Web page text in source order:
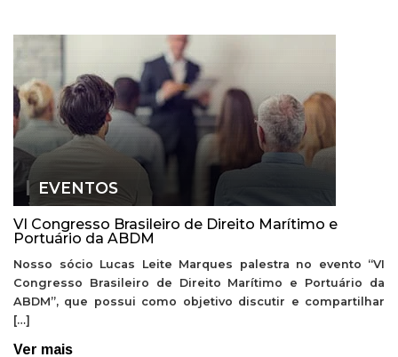
EVENTOS
VI Congresso Brasileiro de Direito Marítimo e
Portuário da ABDM
Nosso sócio Lucas Leite Marques palestra no evento “VI
Congresso Brasileiro de Direito Marítimo e Portuário da
ABDM”, que possui como objetivo discutir e compartilhar
[…]
Ver mais